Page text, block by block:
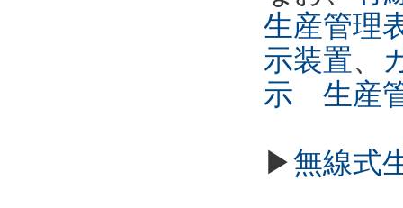
生産管理
示装置、
示 生産
▶無線式